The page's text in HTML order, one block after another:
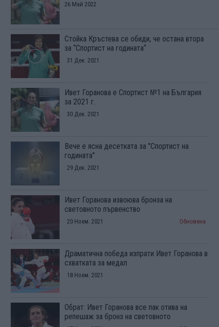
26 Май 2022
Стойка Кръстева се обиди, че остана втора
за “Спортист на годината“
31 Дек. 2021
Ивет Горанова е Спортист №1 на България
за 2021 г.
30 Дек. 2021
Вече е ясна десетката за "Спортист на
годината"
29 Дек. 2021
Ивет Горанова извоюва бронза на
световното първенство
20 Ноем. 2021 Обновена
Драматична победа изпрати Ивет Горанова в
схватката за медал
18 Ноем. 2021
Обрат: Ивет Горанова все пак отива на
репешаж за бронз на световното